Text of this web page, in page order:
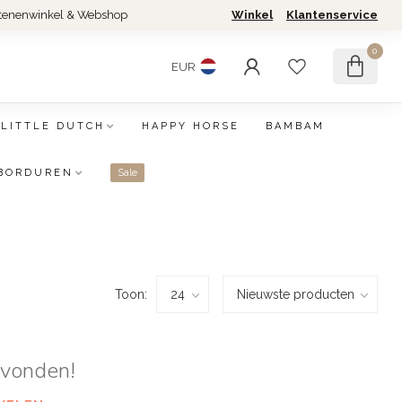
& Webshop Winkel Klantenservice
EUR
0
LITTLE DUTCH HAPPY HORSE BAMBAM
Sale
Toon: